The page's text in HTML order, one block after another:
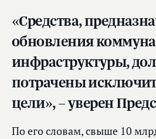
«Средства,
обновления
инфраструктуры,
потрачены
цели», – уверен
По его словам, свыше 10